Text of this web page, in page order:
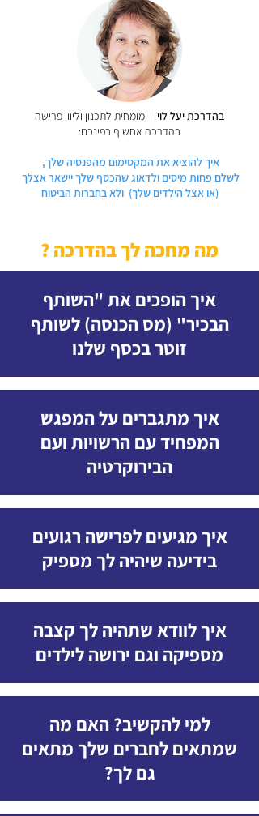
בהדרכת יעל לוי | מומחית לתכנון וליווי פרישה
בהדרכה אחשוף בפינכם:
איך להוציא את המקסימום מהפנסיה שלך,
לשלם פחות מיסים ולדאוג שהכסף שלך יישאר אצלך
(או אצל הילדים שלך) ולא בחברות הביטוח
מה מחכה לך בהדרכה ?
איך הופכים את "השותף
הבכיר" (מס הכנסה) לשותף
זוטר בכסף שלנו
איך מתגברים על המפגש
המפחיד עם הרשויות ועם
הבירוקרטיה
איך מגיעים לפרישה רגועים
בידיעה שיהיה לך מספיק
איך לוודא שתהיה לך קצבה
מספיקה וגם ירושה לילדים
למי להקשיב? האם מה
שמתאים לחברים שלך מתאים
גם לך?